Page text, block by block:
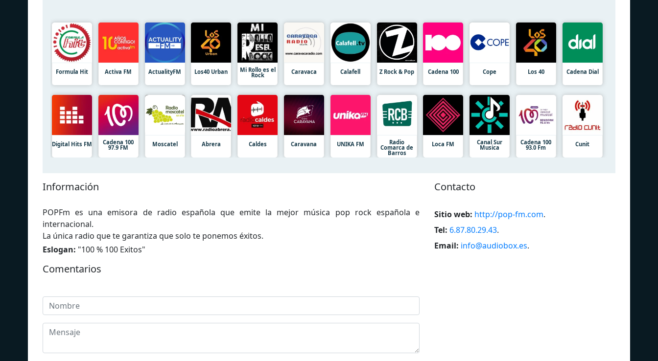
Formula Hit Activa FM ActualityFM Los40 Urban Mi Rollo es el
Rock Caravaca Calafell Z Rock & Pop Cadena 100 Cope Los 40 Cadena Dial
Digital Hits FM Cadena 100
97.9 FM Moscatel Abrera Caldes Caravana UNIKA FM Radio
Comarca de
Barros
Loca FM Canal Sur
Musica
Cadena 100
93.0 Fm Cunit
Información
POPFm es una emisora ​​de radio española que emite la mejor música pop rock española e
internacional.
La única radio que te garantiza que solo te ponemos éxitos.
Eslogan: "100 % 100 Exitos"
Contacto
Sitio web: http://pop-fm.com.
Tel: 6.87.80.29.43.
Email: info@audiobox.es.
Comentarios